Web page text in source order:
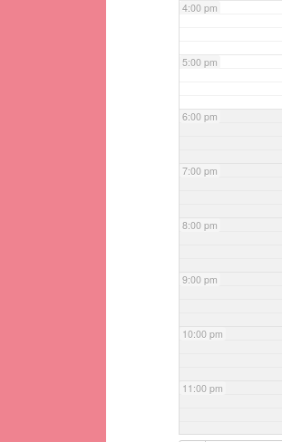
4:00 pm
5:00 pm
6:00 pm
7:00 pm
8:00 pm
9:00 pm
10:00 pm
11:00 pm